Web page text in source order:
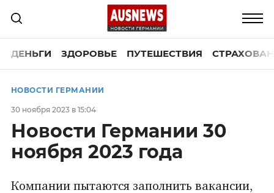
ДЕНЬГИ ЗДОРОВЬЕ ПУТЕШЕСТВИЯ
НОВОСТИ ГЕРМАНИИ
30 ноября 2023 в 15:04
Новости Германии 30
ноября 2023 года
Компании пытаются заполнить вакансии,